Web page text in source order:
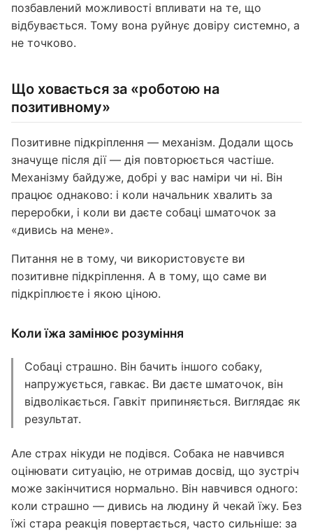
позбавлений можливості впливати на те, що
відбувається. Тому вона руйнує довіру системно, а
не точково.
Що ховається за «роботою на
позитивному»
Позитивне підкріплення — механізм. Додали щось
значуще після дії — дія повторюється частіше.
Механізму байдуже, добрі у вас наміри чи ні. Він
працює однаково: і коли начальник хвалить за
переробки, і коли ви даєте собаці шматочок за
«дивись на мене».
Питання не в тому, чи використовуєте ви
позитивне підкріплення. А в тому, що саме ви
підкріплюєте і якою ціною.
Коли їжа замінює розуміння
Собаці страшно. Він бачить іншого собаку,
напружується, гавкає. Ви даєте шматочок, він
відволікається. Гавкіт припиняється. Виглядає як
результат.
Але страх нікуди не подівся. Собака не навчився
оцінювати ситуацію, не отримав досвід, що зустріч
може закінчитися нормально. Він навчився одного:
коли страшно — дивись на людину й чекай їжу. Без
їжі стара реакція повертається, часто сильніше: за